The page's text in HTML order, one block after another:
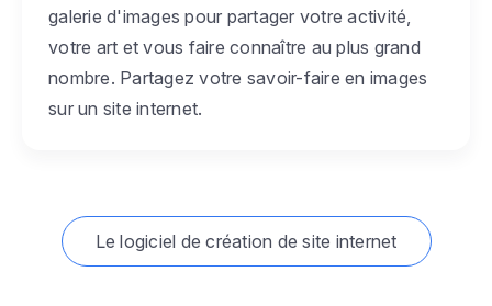
galerie d'images pour partager votre activité,
votre art et vous faire connaître au plus grand
nombre. Partagez votre savoir-faire en images
sur un site internet.
Le logiciel de création de site internet